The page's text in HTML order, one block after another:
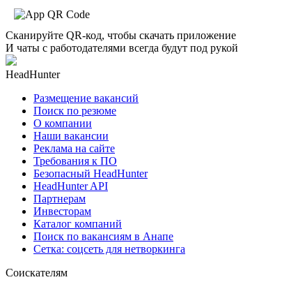
Сканируйте QR-код, чтобы скачать приложение
И чаты с работодателями всегда будут под рукой
HeadHunter
Размещение вакансий
Поиск по резюме
О компании
Наши вакансии
Реклама на сайте
Требования к ПО
Безопасный HeadHunter
HeadHunter API
Партнерам
Инвесторам
Каталог компаний
Поиск по вакансиям в Анапе
Сетка: соцсеть для нетворкинга
Соискателям